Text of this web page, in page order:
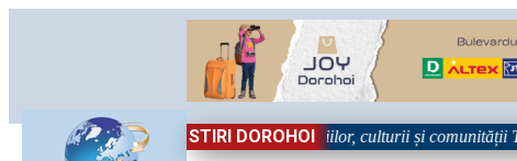
STIRI DOROHOI
Sărbătoare!” – trei zile dedicate tradițiilor, culturii și comunității Trei